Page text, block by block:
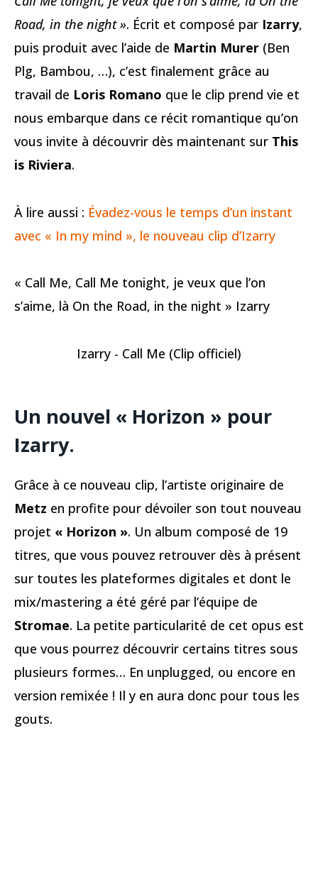
Road, in the night ». Écrit et composé par Izarry,
puis produit avec l’aide de Martin Murer (Ben
Plg, Bambou, …), c’est finalement grâce au
travail de Loris Romano que le clip prend vie et
nous embarque dans ce récit romantique qu’on
vous invite à découvrir dès maintenant sur This
is Riviera.
À lire aussi : Évadez-vous le temps d’un instant
avec « In my mind », le nouveau clip d’Izarry
« Call Me, Call Me tonight, je veux que l’on
s’aime, là On the Road, in the night » Izarry
Izarry - Call Me (Clip officiel)
Un nouvel « Horizon » pour
Izarry.
Grâce à ce nouveau clip, l’artiste originaire de
Metz en profite pour dévoiler son tout nouveau
projet « Horizon ». Un album composé de 19
titres, que vous pouvez retrouver dès à présent
sur toutes les plateformes digitales et dont le
mix/mastering a été géré par l’équipe de
Stromae. La petite particularité de cet opus est
que vous pourrez découvrir certains titres sous
plusieurs formes… En unplugged, ou encore en
version remixée ! Il y en aura donc pour tous les
gouts.